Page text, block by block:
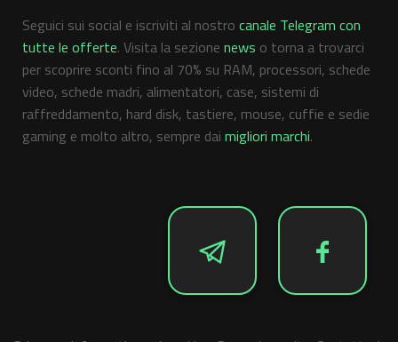
Seguici sui social e iscriviti al nostro canale Telegram con
tutte le offerte. Visita la sezione news o torna a trovarci
per scoprire sconti fino al 70% su RAM, processori, schede
video, schede madri, alimentatori, case, sistemi di
raffreddamento, hard disk, tastiere, mouse, cuffie e sedie
gaming e molto altro, sempre dai migliori marchi.